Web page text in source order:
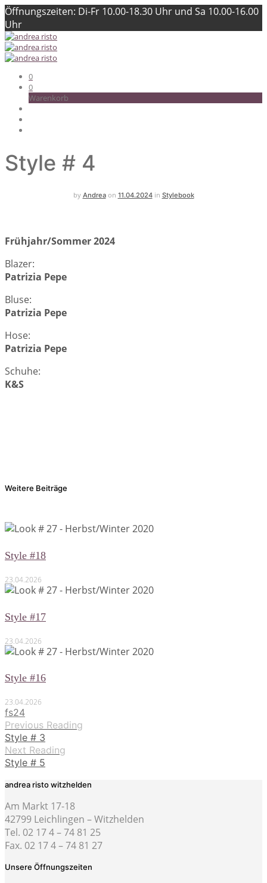
Öffnungszeiten: Di-Fr 10.00-18.30 Uhr und Sa 10.00-16.00
Uhr
0
0
Warenkorb
Style # 4
by Andreaon 11.04.2024in Stylebook
Frühjahr/Sommer 2024
Blazer:
Patrizia Pepe
Bluse:
Patrizia Pepe
Hose:
Patrizia Pepe
Schuhe:
K&S
Weitere Beiträge
Style #18
23.04.2026
Style #17
23.04.2026
Style #16
23.04.2026
fs24
Previous Reading
Style # 3
Next Reading
Style # 5
andrea risto witzhelden
Am Markt 17-18
42799 Leichlingen – Witzhelden
Tel. 02 17 4 – 74 81 25
Fax. 02 17 4 – 74 81 27
Unsere Öffnungszeiten